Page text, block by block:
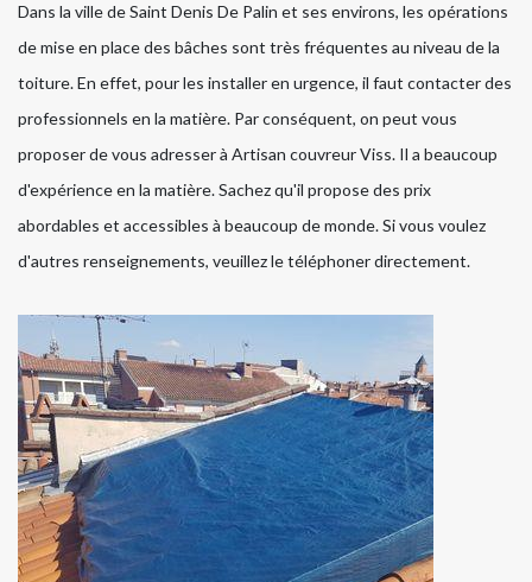
Dans la ville de Saint Denis De Palin et ses environs, les opérations
de mise en place des bâches sont très fréquentes au niveau de la
toiture. En effet, pour les installer en urgence, il faut contacter des
professionnels en la matière. Par conséquent, on peut vous
proposer de vous adresser à Artisan couvreur Viss. Il a beaucoup
d'expérience en la matière. Sachez qu'il propose des prix
abordables et accessibles à beaucoup de monde. Si vous voulez
d'autres renseignements, veuillez le téléphoner directement.